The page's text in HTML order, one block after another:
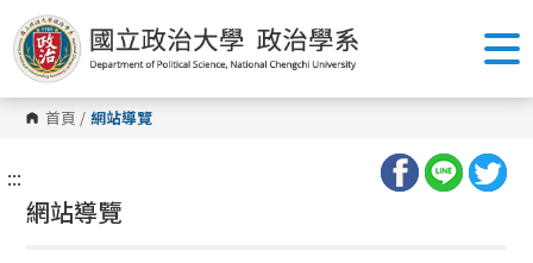
跳
到
主
要
內
容
區 首頁 / 網站導覽
:::
網站導覽